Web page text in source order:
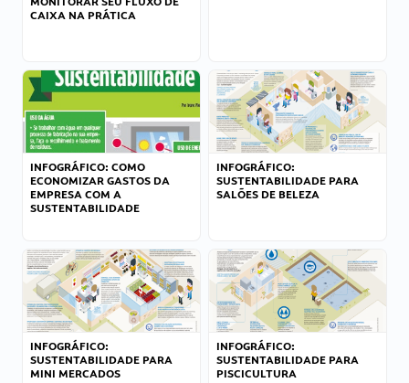
CAIXA NA PRÁTICA
INFOGRÁFICO: COMO
ECONOMIZAR GASTOS DA
EMPRESA COM A
SUSTENTABILIDADE
INFOGRÁFICO:
SUSTENTABILIDADE PARA
SALÕES DE BELEZA
INFOGRÁFICO:
SUSTENTABILIDADE PARA
MINI MERCADOS
INFOGRÁFICO:
SUSTENTABILIDADE PARA
PISCICULTURA